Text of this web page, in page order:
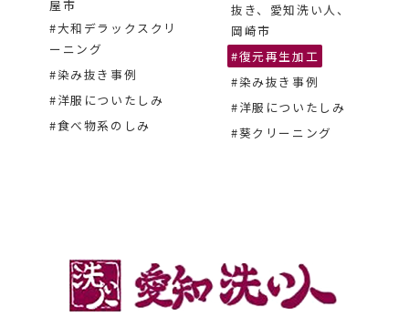
屋市
#大和デラックスクリ
ーニング
#染み抜き事例
#洋服についたしみ
#食べ物系のしみ
抜き、愛知洗い人、
岡崎市
#復元再生加工
#染み抜き事例
#洋服についたしみ
#葵クリーニング